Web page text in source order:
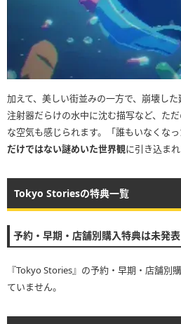
加えて、美しい街並みの一方で、崩壊し
注射器だらけの水中に沈む描写など、た
な空気も感じられます。「誰もいなくなっ
だけではない謎めいた世界観に引き込ま
Tokyo Storiesの特典一覧
予約・早期・店舗別購入特典は未発表
『Tokyo Stories』の予約・早期・店舗別
ていません。